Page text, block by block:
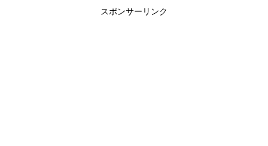
スポンサーリンク